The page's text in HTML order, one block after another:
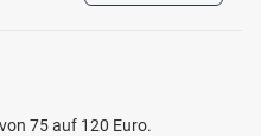
75 auf 120 Euro.